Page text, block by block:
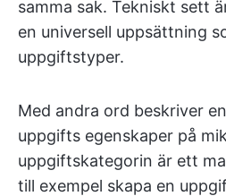
samma sak. Tekniskt sett
en universell uppsättning
uppgiftstyper.
Med andra ord beskriver
uppgifts egenskaper på
uppgiftskategorin är ett
till exempel skapa en